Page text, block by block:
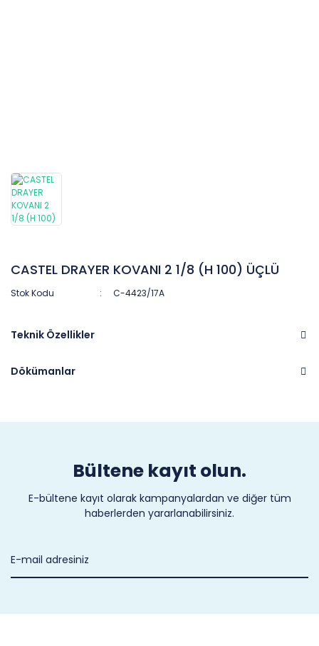
CASTEL DRAYER KOVANI 2 1/8 (H 100) ÜÇLÜ
Stok Kodu C-4423/17A
Teknik Özellikler
Dökümanlar
Bültene kayıt olun.
E-bültene kayıt olarak kampanyalardan ve diğer tüm
haberlerden yararlanabilirsiniz.